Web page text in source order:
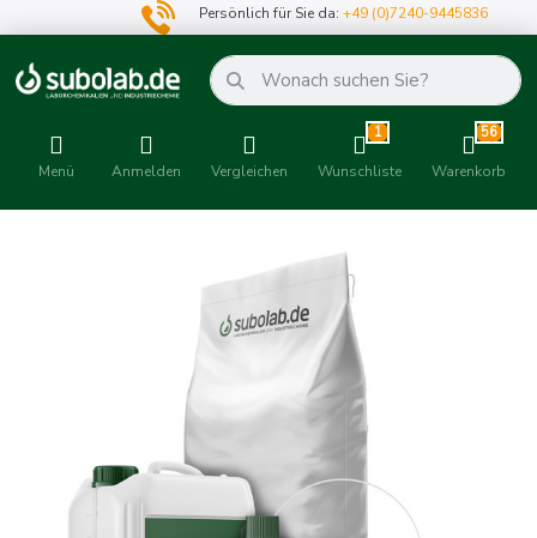
Persönlich für Sie da:+49 (0)7240-9445836
Menü Anmelden Vergleichen
1
Wunschliste
56
Warenkorb